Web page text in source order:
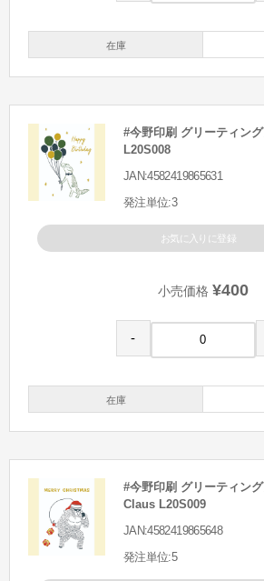
在庫
#今野印刷 グリーティン
L20S008
JAN:4582419865631
発注単位:3
お気に入りに登録
小売価格 ¥400
-
在庫
#今野印刷 グリーティン
Claus L20S009
JAN:4582419865648
発注単位:5